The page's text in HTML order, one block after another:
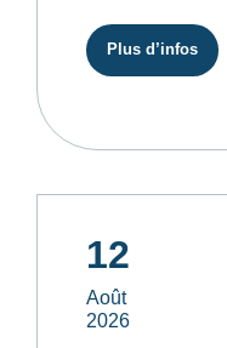
Plus d’infos
12
Août
2026